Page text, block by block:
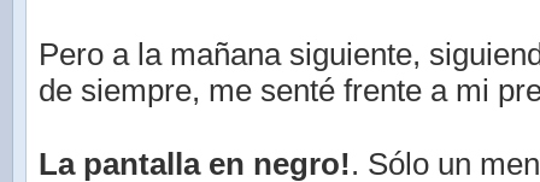
Pero a la mañana siguiente,
de siempre, me senté frente a mi
La pantalla en negro!. Sólo un